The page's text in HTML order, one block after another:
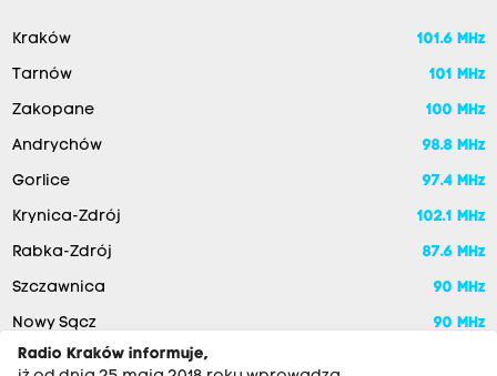
Kraków 101.6 MHz
Tarnów 101 MHz
Zakopane 100 MHz
Andrychów 98.8 MHz
Gorlice 97.4 MHz
Krynica-Zdrój 102.1 MHz
Rabka-Zdrój 87.6 MHz
Szczawnica 90 MHz
Nowy Sącz
90 MHz
Radio Kraków informuje,